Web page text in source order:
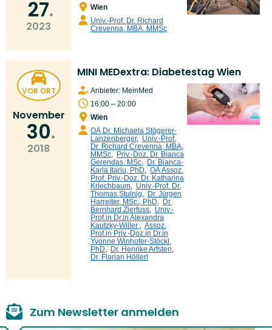
27
2023
Wien
Univ.-Prof. Dr. Richard
Crevenna, MBA, MMSc
VOR ORT
November
30
2018
MINI MEDextra: Diabetestag Wien
Anbieter: MeinMed
16:00 – 20:00
Wien
OÄ Dr. Michaela Stögerer-
Lanzenberger, Univ.-Prof.
Dr. Richard Crevenna, MBA,
MMSc, Priv.-Doz. Dr. Bianca
Gerendas, MSc, Dr. Bianca-
Karla Itariu, PhD, OÄ Assoz.
Prof. Priv.-Doz. Dr. Katharina
Kriechbaum, Univ.-Prof. Dr.
Thomas Stulnig, Dr. Jürgen
Harreiter, MSc., PhD, Dr.
Bernhard Zierfuss, Univ.-
Prof.in Dr.in Alexandra
Kautzky-Willer , Assoz.
Prof.in Priv.-Doz.in Dr.in
Yvonne Winhofer-Stöckl,
PhD, Dr. Henrike Arfsten,
Dr. Florian Höllerl
Zum Newsletter anmelden